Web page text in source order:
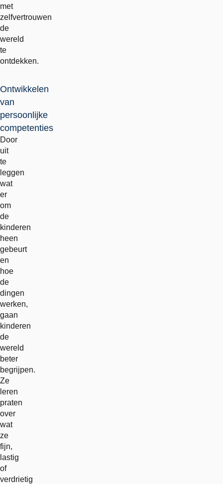
met
zelfvertrouwen
de
wereld
te
ontdekken.
Ontwikkelen
van
persoonlijke
competenties
Door
uit
te
leggen
wat
er
om
de
kinderen
heen
gebeurt
en
hoe
de
dingen
werken,
gaan
kinderen
de
wereld
beter
begrijpen.
Ze
leren
praten
over
wat
ze
fijn,
lastig
of
verdrietig